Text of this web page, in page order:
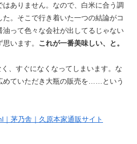
ありません。なので、白米に合う調
。そこで行き着いた一つの結論がコ
油って色々な会社が出してるじゃない
います。 これが一番美味しい、と。
、すぐになくなってしまいます。な
めていただき大瓶の販売を……という
茅乃舎｜久原本家通販サイト